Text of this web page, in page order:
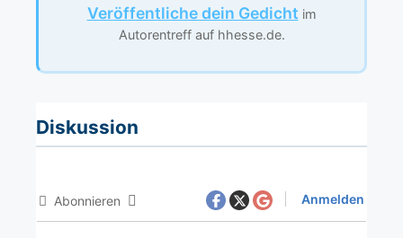
Veröffentliche dein Gedicht im
Autorentreff auf hhesse.de.
Diskussion
Abonnieren Anmelden